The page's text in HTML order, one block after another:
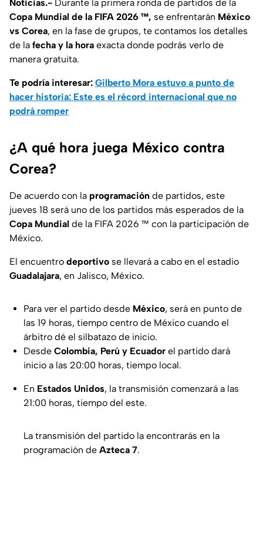
Noticias.- Durante la primera ronda de partidos de la
Copa Mundial de la FIFA 2026 ™, se enfrentarán México
vs Corea, en la fase de grupos, te contamos los detalles
de la fecha y la hora exacta donde podrás verlo de
manera gratuita.
Te podría interesar: Gilberto Mora estuvo a punto de
hacer historia: Este es el récord internacional que no
podrá romper
¿A qué hora juega México contra
Corea?
De acuerdo con la programación de partidos, este
jueves 18 será uno de los partidos más esperados de la
Copa Mundial de la FIFA 2026 ™ con la participación de
México.
El encuentro deportivo se llevará a cabo en el estadio
Guadalajara, en Jalisco, México.
Para ver el partido desde México, será en punto de
las 19 horas, tiempo centro de México cuando el
árbitro dé el silbatazo de inicio.
Desde Colombia, Perú y Ecuador el partido dará
inicio a las 20:00 horas, tiempo local.
En Estados Unidos, la transmisión comenzará a las
21:00 horas, tiempo del este.
La transmisión del partido la encontrarás en la
programación de Azteca 7.